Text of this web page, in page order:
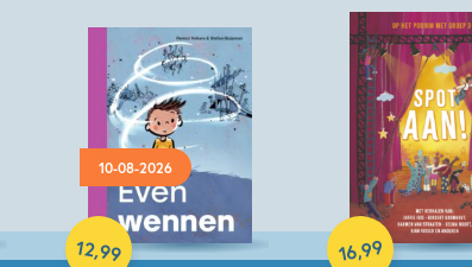
10-08-2026
12,99
Hardcover
16,99
Hardcover